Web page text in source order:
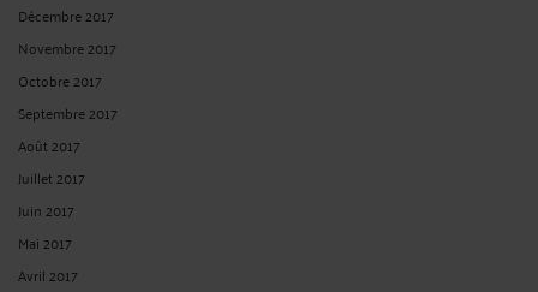
Décembre 2017
Novembre 2017
Octobre 2017
Septembre 2017
Août 2017
Juillet 2017
Juin 2017
Mai 2017
Avril 2017